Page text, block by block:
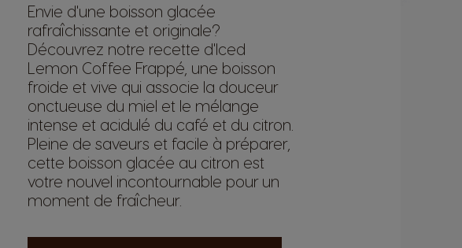
Envie d'une boisson glacée
rafraîchissante et originale?
Découvrez notre recette d'Iced
Lemon Coffee Frappé, une boisson
froide et vive qui associe la douceur
onctueuse du miel et le mélange
intense et acidulé du café et du citron.
Pleine de saveurs et facile à préparer,
cette boisson glacée au citron est
votre nouvel incontournable pour un
moment de fraîcheur.